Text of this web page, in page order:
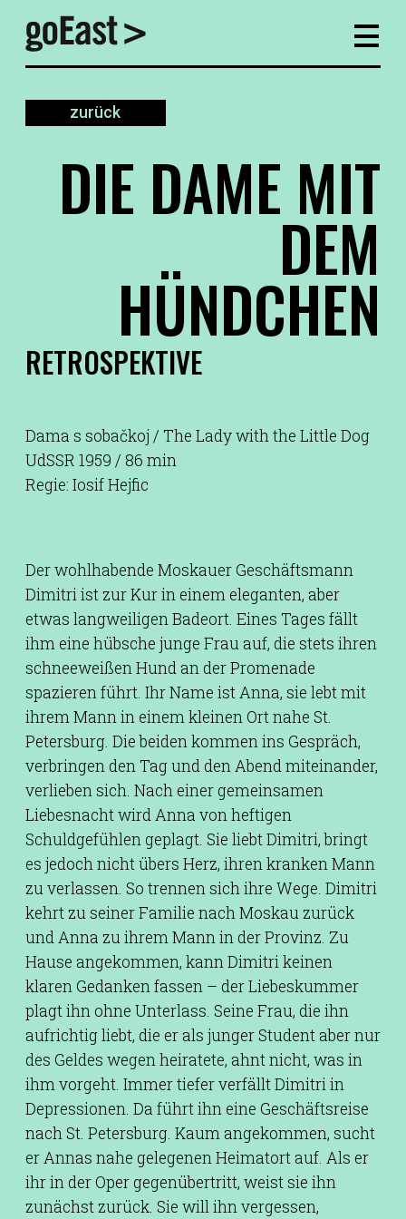
zurück
DIE DAME MIT
DEM
HÜNDCHEN
RETROSPEKTIVE
Dama s sobačkoj / The Lady with the Little Dog
UdSSR 1959 / 86 min
Regie: Iosif Hejfic
Der wohlhabende Moskauer Geschäftsmann
Dimitri ist zur Kur in einem eleganten, aber
etwas langweiligen Badeort. Eines Tages fällt
ihm eine hübsche junge Frau auf, die stets ihren
schneeweißen Hund an der Promenade
spazieren führt. Ihr Name ist Anna, sie lebt mit
ihrem Mann in einem kleinen Ort nahe St.
Petersburg. Die beiden kommen ins Gespräch,
verbringen den Tag und den Abend miteinander,
verlieben sich. Nach einer gemeinsamen
Liebesnacht wird Anna von heftigen
Schuldgefühlen geplagt. Sie liebt Dimitri, bringt
es jedoch nicht übers Herz, ihren kranken Mann
zu verlassen. So trennen sich ihre Wege. Dimitri
kehrt zu seiner Familie nach Moskau zurück
und Anna zu ihrem Mann in der Provinz. Zu
Hause angekommen, kann Dimitri keinen
klaren Gedanken fassen – der Liebeskummer
plagt ihn ohne Unterlass. Seine Frau, die ihn
aufrichtig liebt, die er als junger Student aber nur
des Geldes wegen heiratete, ahnt nicht, was in
ihm vorgeht. Immer tiefer verfällt Dimitri in
Depressionen. Da führt ihn eine Geschäftsreise
nach St. Petersburg. Kaum angekommen, sucht
er Annas nahe gelegenen Heimatort auf. Als er
ihr in der Oper gegenübertritt, weist sie ihn
zunächst zurück. Sie will ihn vergessen,